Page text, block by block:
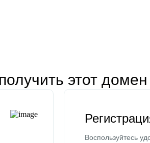
этот домен
Воспользуйтесь